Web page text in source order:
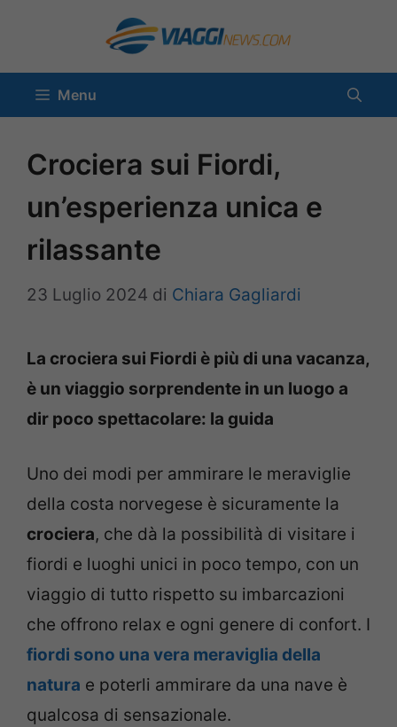
contenuto
Menu
Crociera sui Fiordi,
un’esperienza unica e
rilassante
23 Luglio 2024 di Chiara Gagliardi
La crociera sui Fiordi è più di una vacanza,
è un viaggio sorprendente in un luogo a
dir poco spettacolare: la guida
Uno dei modi per ammirare le meraviglie
della costa norvegese è sicuramente la
crociera, che dà la possibilità di visitare i
fiordi e luoghi unici in poco tempo, con un
viaggio di tutto rispetto su imbarcazioni
che offrono relax e ogni genere di confort. I
fiordi sono una vera meraviglia della
natura e poterli ammirare da una nave è
qualcosa di sensazionale.